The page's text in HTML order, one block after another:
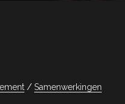
Samenwerkingen